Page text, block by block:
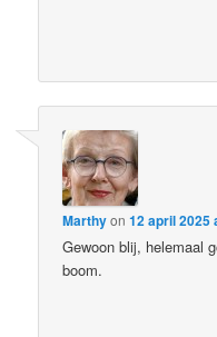
Marthyon12 april 2025
Gewoon blij, helemaal
boom.